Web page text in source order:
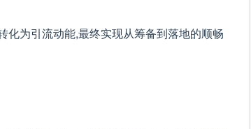
化为引流动能,最终实现从筹备到落地的顺畅